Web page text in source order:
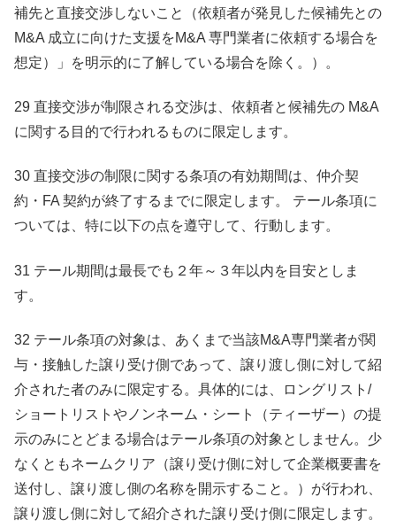
補先と直接交渉しないこと（依頼者が発見した候補先との
M&A 成立に向けた支援をM&A 専門業者に依頼する場合を
想定）」を明示的に了解している場合を除く。）。
29 直接交渉が制限される交渉は、依頼者と候補先の M&A
に関する目的で行われるものに限定します。
30 直接交渉の制限に関する条項の有効期間は、仲介契
約・FA 契約が終了するまでに限定します。 テール条項に
ついては、特に以下の点を遵守して、行動します。
31 テール期間は最長でも２年～３年以内を目安としま
す。
32 テール条項の対象は、あくまで当該M&A専門業者が関
与・接触した譲り受け側であって、譲り渡し側に対して紹
介された者のみに限定する。具体的には、ロングリスト/
ショートリストやノンネーム・シート（ティーザー）の提
示のみにとどまる場合はテール条項の対象としません。少
なくともネームクリア（譲り受け側に対して企業概要書を
送付し、譲り渡し側の名称を開示すること。）が行われ、
譲り渡し側に対して紹介された譲り受け側に限定します。